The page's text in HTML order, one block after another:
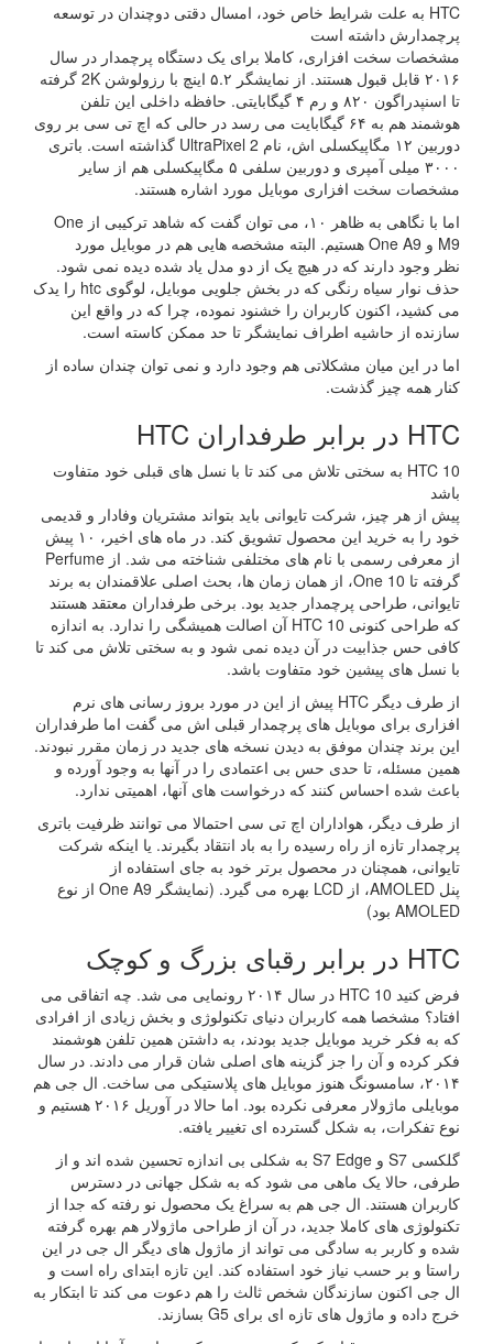
HTC به علت شرایط خاص خود، امسال دقتی دوچندان در توسعه
پرچمدارش داشته است
مشخصات سخت افزاری، کاملا برای یک دستگاه پرچمدار در سال
۲۰۱۶ قابل قبول هستند. از نمایشگر ۵.۲ اینچ با رزولوشن 2K گرفته
تا اسنپدراگون ۸۲۰ و رم ۴ گیگابایتی. حافظه داخلی این تلفن
هوشمند هم به ۶۴ گیگابایت می رسد در حالی که اچ تی سی بر روی
دوربین ۱۲ مگاپیکسلی اش، نام UltraPixel 2 گذاشته است. باتری
۳۰۰۰ میلی آمپری و دوربین سلفی ۵ مگاپیکسلی هم از سایر
مشخصات سخت افزاری موبایل مورد اشاره هستند.
اما با نگاهی به ظاهر ۱۰، می توان گفت که شاهد ترکیبی از One
M9 و One A9 هستیم. البته مشخصه هایی هم در موبایل مورد
نظر وجود دارند که در هیچ یک از دو مدل یاد شده دیده نمی شود.
حذف نوار سیاه رنگی که در بخش جلویی موبایل، لوگوی htc را یدک
می کشید، اکنون کاربران را خشنود نموده، چرا که در واقع این
سازنده از حاشیه اطراف نمایشگر تا حد ممکن کاسته است.
اما در این میان مشکلاتی هم وجود دارد و نمی توان چندان ساده از
کنار همه چیز گذشت.
HTC در برابر طرفداران HTC
HTC 10 به سختی تلاش می کند تا با نسل های قبلی خود متفاوت
باشد
پیش از هر چیز، شرکت تایوانی باید بتواند مشتریان وفادار و قدیمی
خود را به خرید این محصول تشویق کند. در ماه های اخیر، ۱۰ پیش
از معرفی رسمی با نام های مختلفی شناخته می شد. از Perfume
گرفته تا One 10، از همان زمان ها، بحث اصلی علاقمندان به برند
تایوانی، طراحی پرچمدار جدید بود. برخی طرفداران معتقد هستند
که طراحی کنونی HTC 10 آن اصالت همیشگی را ندارد. به اندازه
کافی حس جذابیت در آن دیده نمی شود و به سختی تلاش می کند تا
با نسل های پیشین خود متفاوت باشد.
از طرف دیگر HTC پیش از این در مورد بروز رسانی های نرم
افزاری برای موبایل های پرچمدار قبلی اش می گفت اما طرفداران
این برند چندان موفق به دیدن نسخه های جدید در زمان مقرر نبودند.
همین مسئله، تا حدی حس بی اعتمادی را در آنها به وجود آورده و
باعث شده احساس کنند که درخواست های آنها، اهمیتی ندارد.
از طرف دیگر، هواداران اچ تی سی احتمالا می توانند ظرفیت باتری
پرچمدار تازه از راه رسیده را به باد انتقاد بگیرند. یا اینکه شرکت
تایوانی، همچنان در محصول برتر خود به جای استفاده از
پنل AMOLED، از LCD بهره می گیرد. (نمایشگر One A9 از نوع
AMOLED بود)
HTC در برابر رقبای بزرگ و کوچک
فرض کنید HTC 10 در سال ۲۰۱۴ رونمایی می شد. چه اتفاقی می
افتاد؟ مشخصا همه کاربران دنیای تکنولوژی و بخش زیادی از افرادی
که به فکر خرید موبایل جدید بودند، به داشتن همین تلفن هوشمند
فکر کرده و آن را جز گزینه های اصلی شان قرار می دادند. در سال
۲۰۱۴، سامسونگ هنوز موبایل های پلاستیکی می ساخت. ال جی هم
موبایلی ماژولار معرفی نکرده بود. اما حالا در آوریل ۲۰۱۶ هستیم و
نوع تفکرات، به شکل گسترده ای تغییر یافته.
گلکسی S7 و S7 Edge به شکلی بی اندازه تحسین شده اند و از
طرفی، حالا یک ماهی می شود که به شکل جهانی در دسترس
کاربران هستند. ال جی هم به سراغ یک محصول نو رفته که جدا از
تکنولوژی های کاملا جدید، در آن از طراحی ماژولار هم بهره گرفته
شده و کاربر به سادگی می تواند از ماژول های دیگر ال جی در این
راستا و بر حسب نیاز خود استفاده کند. این تازه ابتدای راه است و
ال جی اکنون سازندگان شخص ثالث را هم دعوت می کند تا ابتکار به
خرج داده و ماژول های تازه ای برای G5 بسازند.